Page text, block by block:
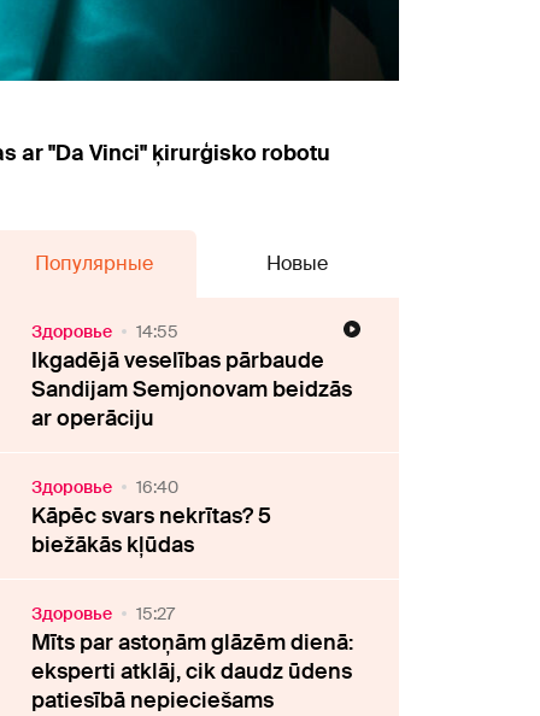
ar "Da Vinci" ķirurģisko robotu
Популярные Новые
Здоровье 14:55
Ikgadējā veselības pārbaude
Sandijam Semjonovam beidzās
ar operāciju
Здоровье 16:40
Kāpēc svars nekrītas? 5
biežākās kļūdas
Здоровье 15:27
Mīts par astoņām glāzēm dienā:
eksperti atklāj, cik daudz ūdens
patiesībā nepieciešams